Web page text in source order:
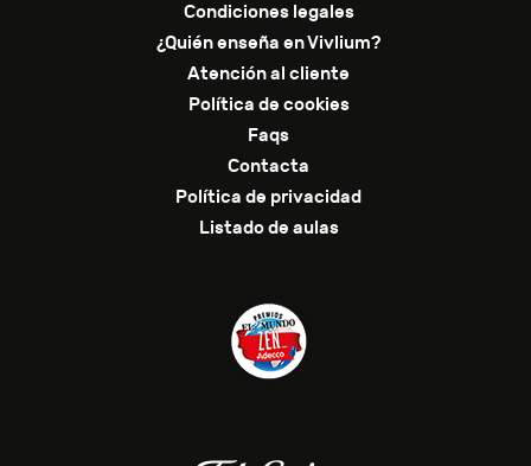
Condiciones legales
¿Quién enseña en Vivlium?
Atención al cliente
Política de cookies
Faqs
Contacta
Política de privacidad
Listado de aulas